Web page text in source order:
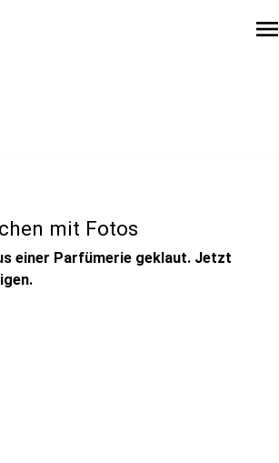
menu
mit Fotos
einer Parfümerie geklaut. Jetzt